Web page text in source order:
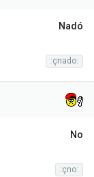
Nadó
:çnado:
No
:çno: